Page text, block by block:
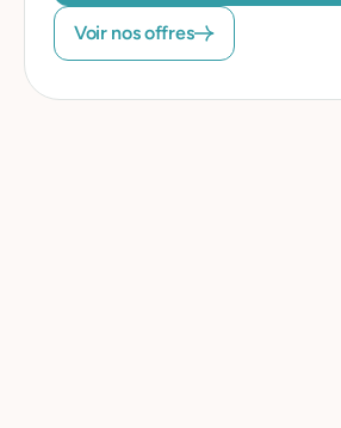
Voir nos offres